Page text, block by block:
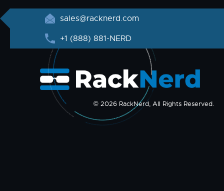
sales@racknerd.com
+1 (888) 881-NERD
© 2026 RackNerd, All Rights Reserved.